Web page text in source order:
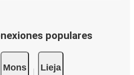
populares
Mons Lieja